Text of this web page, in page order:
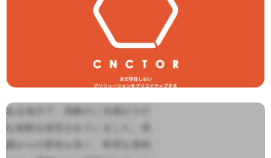
ある地方で、高齢のご夫婦が小さ
な旅館を経営されていました。部
屋からの景色も良く、料理も美味